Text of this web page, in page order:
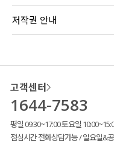
저작권 안내
고객센터
1644-7583
평일 09:30~17:00 토요일
점심시간 전화상담가능 / 일요일&